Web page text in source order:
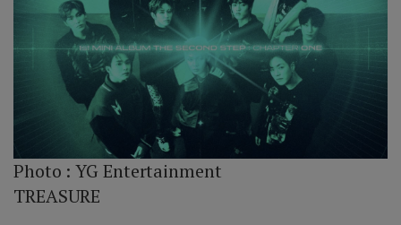
Photo :YG Entertainment
TREASURE